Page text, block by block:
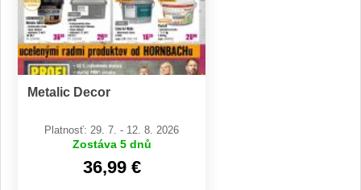
Metalic Decor
Platnosť: 29. 7. - 12. 8. 2026
Zostáva 5 dnů
36,99 €